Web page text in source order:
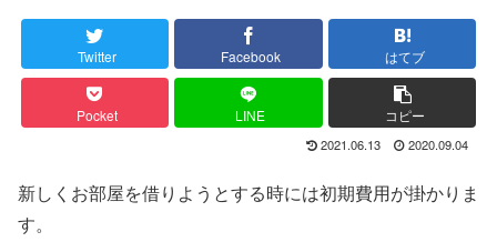
Twitter Facebook はてブ
Pocket LINE コピー
2021.06.13 2020.09.04
新しくお部屋を借りようとする時には初期費用が掛かりま
す。